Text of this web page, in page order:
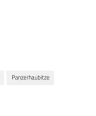
Panzerhaubitze